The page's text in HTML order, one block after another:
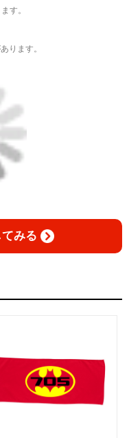
す。
ります。
みる